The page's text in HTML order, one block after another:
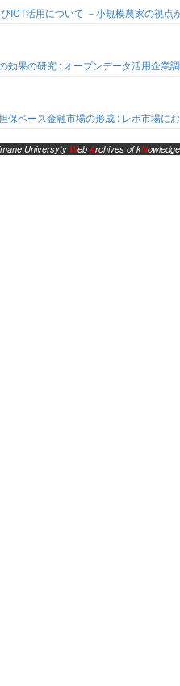
ICT活用について －小規模農家の視点
効果の研究 : オープンデータ活用企業
保ベース金融市場の形成 : レポ市場に
Universyty WebArchives of kNowledge